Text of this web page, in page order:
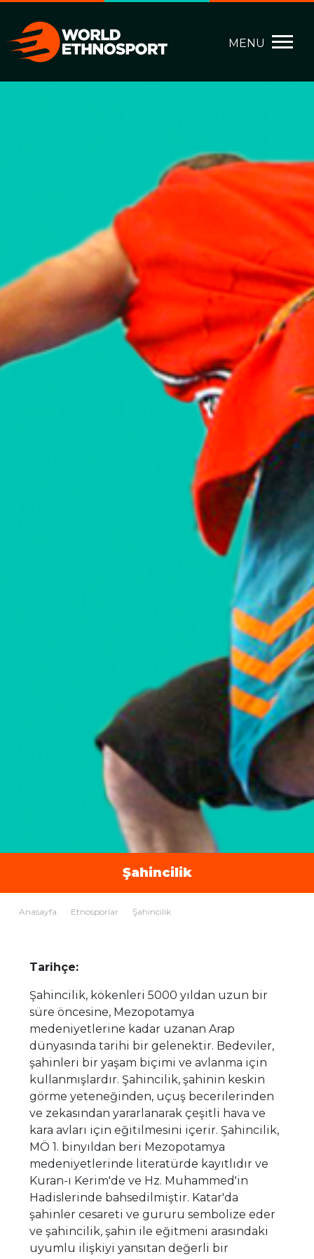
Şahincilik
Anasayfa Etnosporlar Şahincilik
Tarihçe:
Şahincilik, kökenleri 5000 yıldan uzun bir
süre öncesine, Mezopotamya
medeniyetlerine kadar uzanan Arap
dünyasında tarihi bir gelenektir. Bedeviler,
şahinleri bir yaşam biçimi ve avlanma için
kullanmışlardır. Şahincilik, şahinin keskin
görme yeteneğinden, uçuş becerilerinden
ve zekasından yararlanarak çeşitli hava ve
kara avları için eğitilmesini içerir. Şahincilik,
MÖ 1. binyıldan beri Mezopotamya
medeniyetlerinde literatürde kayıtlıdır ve
Kuran-ı Kerim'de ve Hz. Muhammed'in
Hadislerinde bahsedilmiştir. Katar'da
şahinler cesareti ve gururu sembolize eder
ve şahincilik, şahin ile eğitmeni arasındaki
uyumlu ilişkiyi yansıtan değerli bir